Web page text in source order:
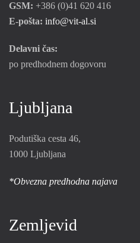
GSM: +386 (0)41 620 416
E-pošta: info@vit-al.si
Delavni čas:
po predhodnem dogovoru
Ljubljana
Podutiška cesta 46,
1000 Ljubljana
*Obvezna predhodna najava
Zemljevid